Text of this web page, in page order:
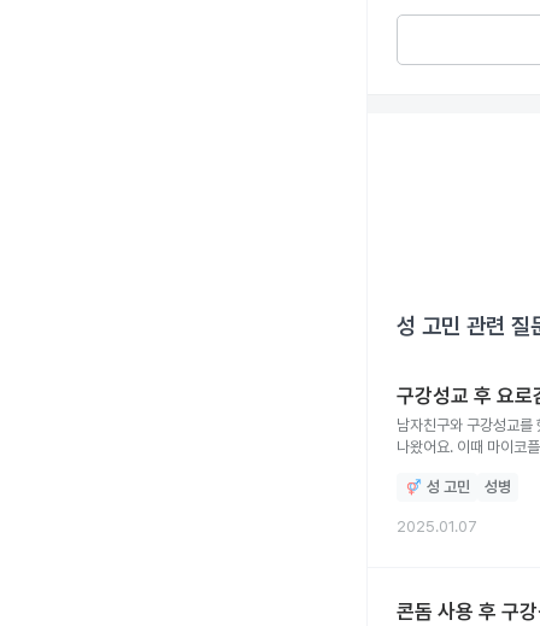
성 고민 관련 질
구강성교 후 요
남자친구와 구강성교를
나왔어요. 이때 마이코
성 고민 성병
2025.01.07
콘돔 사용 후 구